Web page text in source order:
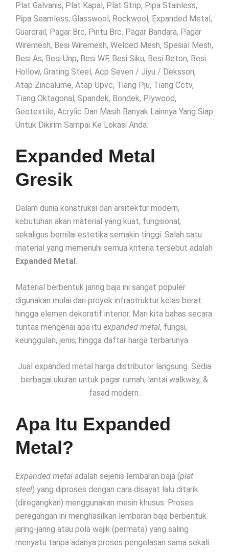
Plat Galvanis, Plat Kapal, Plat Strip, Pipa Stainless,
Pipa Seamless, Glasswool, Rockwool, Expanded Metal,
Guardrail, Pagar Brc, Pintu Brc, Pagar Bandara, Pagar
Wiremesh, Besi Wiremesh, Welded Mesh, Spesial Mesh,
Besi As, Besi Unp, Besi WF, Besi Siku, Besi Beton, Besi
Hollow, Grating Steel, Acp Seven / Jiyu / Deksson,
Atap Zincalume, Atap Upvc, Tiang Pju, Tiang Cctv,
Tiang Oktagonal, Spandek, Bondek, Plywood,
Geotextile, Acrylic Dan Masih Banyak Lainnya Yang Siap
Untuk Dikirim Sampai Ke Lokasi Anda.
Expanded Metal
Gresik
Dalam dunia konstruksi dan arsitektur modern,
kebutuhan akan material yang kuat, fungsional,
sekaligus bernilai estetika semakin tinggi. Salah satu
material yang memenuhi semua kriteria tersebut adalah
Expanded Metal.
Material berbentuk jaring baja ini sangat populer
digunakan mulai dari proyek infrastruktur kelas berat
hingga elemen dekoratif interior. Mari kita bahas secara
tuntas mengenai apa itu expanded metal, fungsi,
keunggulan, jenis, hingga daftar harga terbarunya.
Jual expanded metal harga distributor langsung. Sedia
berbagai ukuran untuk pagar rumah, lantai walkway, &
fasad modern.
Apa Itu Expanded
Metal?
Expanded metal adalah sejenis lembaran baja (plat
steel) yang diproses dengan cara disayat lalu ditarik
(diregangkan) menggunakan mesin khusus. Proses
peregangan ini menghasilkan lembaran baja berbentuk
jaring-jaring atau pola wajik (permata) yang saling
menyatu tanpa adanya proses pengelasan sama sekali.